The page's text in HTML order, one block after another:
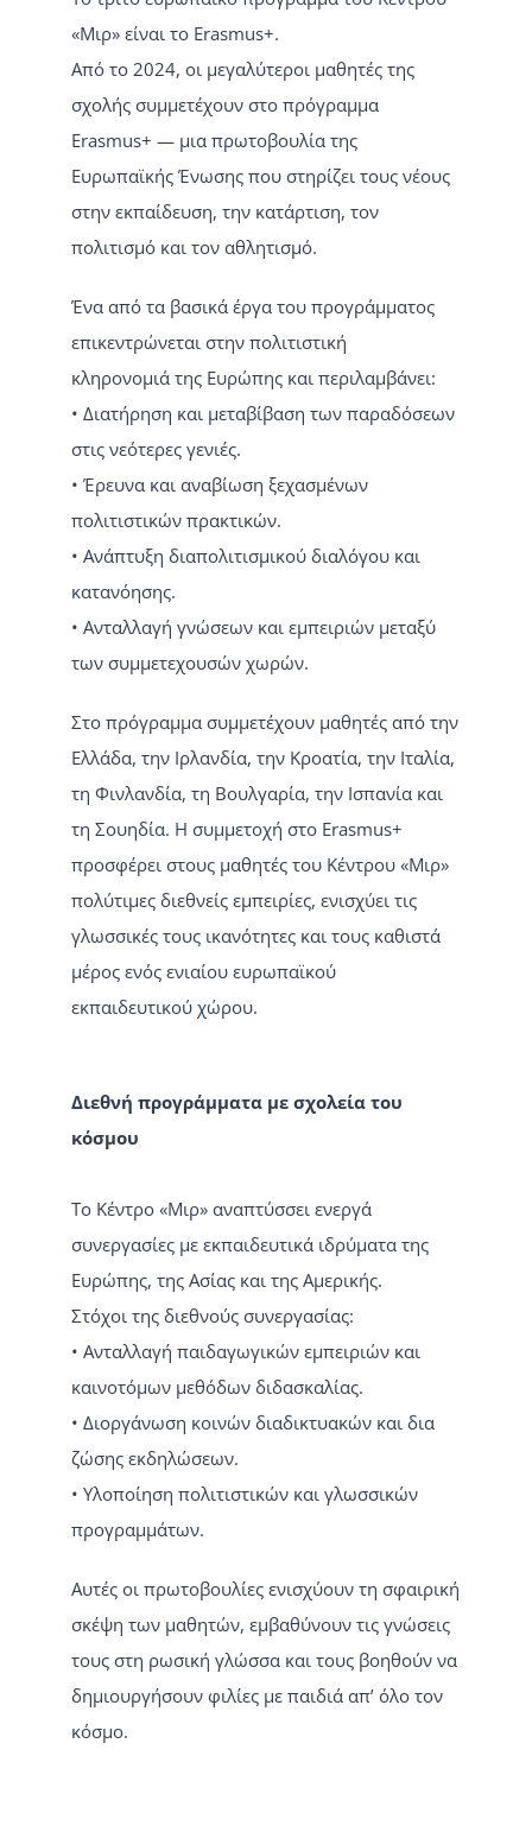
«Μιρ» είναι το Erasmus+.
Από το 2024, οι μεγαλύτεροι μαθητές της
σχολής συμμετέχουν στο πρόγραμμα
Erasmus+ — μια πρωτοβουλία της
Ευρωπαϊκής Ένωσης που στηρίζει τους νέους
στην εκπαίδευση, την κατάρτιση, τον
πολιτισμό και τον αθλητισμό.
Ένα από τα βασικά έργα του προγράμματος
επικεντρώνεται στην πολιτιστική
κληρονομιά της Ευρώπης και περιλαμβάνει:
• Διατήρηση και μεταβίβαση των παραδόσεων
στις νεότερες γενιές.
• Έρευνα και αναβίωση ξεχασμένων
πολιτιστικών πρακτικών.
• Ανάπτυξη διαπολιτισμικού διαλόγου και
κατανόησης.
• Ανταλλαγή γνώσεων και εμπειριών μεταξύ
των συμμετεχουσών χωρών.
Στο πρόγραμμα συμμετέχουν μαθητές από την
Ελλάδα, την Ιρλανδία, την Κροατία, την Ιταλία,
τη Φινλανδία, τη Βουλγαρία, την Ισπανία και
τη Σουηδία. Η συμμετοχή στο Erasmus+
προσφέρει στους μαθητές του Κέντρου «Μιρ»
πολύτιμες διεθνείς εμπειρίες, ενισχύει τις
γλωσσικές τους ικανότητες και τους καθιστά
μέρος ενός ενιαίου ευρωπαϊκού
εκπαιδευτικού χώρου.
Διεθνή προγράμματα με σχολεία του
κόσμου
Το Κέντρο «Μιρ» αναπτύσσει ενεργά
συνεργασίες με εκπαιδευτικά ιδρύματα της
Ευρώπης, της Ασίας και της Αμερικής.
Στόχοι της διεθνούς συνεργασίας:
• Ανταλλαγή παιδαγωγικών εμπειριών και
καινοτόμων μεθόδων διδασκαλίας.
• Διοργάνωση κοινών διαδικτυακών και δια
ζώσης εκδηλώσεων.
• Υλοποίηση πολιτιστικών και γλωσσικών
προγραμμάτων.
Αυτές οι πρωτοβουλίες ενισχύουν τη σφαιρική
σκέψη των μαθητών, εμβαθύνουν τις γνώσεις
τους στη ρωσική γλώσσα και τους βοηθούν να
δημιουργήσουν φιλίες με παιδιά απ’ όλο τον
κόσμο.